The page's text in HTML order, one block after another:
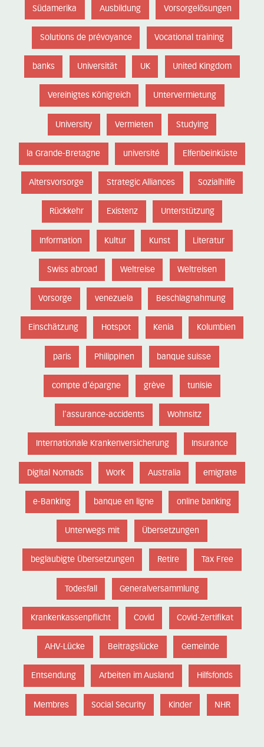
Südamerika Ausbildung Vorsorgelösungen
Solutions de prévoyance Vocational training
banks Universität UK United Kingdom
Vereinigtes Königreich Untervermietung
University Vermieten Studying
la Grande-Bretagne université Elfenbeinküste
Altersvorsorge Strategic Alliances Sozialhilfe
Rückkehr Existenz Unterstützung
Information Kultur Kunst Literatur
Swiss abroad Weltreise Weltreisen
Vorsorge venezuela Beschlagnahmung
Einschätzung Hotspot Kenia Kolumbien
paris Philippinen banque suisse
compte d'épargne grève tunisie
l'assurance-accidents Wohnsitz
Internationale Krankenversicherung Insurance
Digital Nomads Work Australia emigrate
e-Banking banque en ligne online banking
Unterwegs mit Übersetzungen
beglaubigte Übersetzungen Retire Tax Free
Todesfall Generalversammlung
Krankenkassenpflicht Covid Covid-Zertifikat
AHV-Lücke Beitragslücke Gemeinde
Entsendung Arbeiten im Ausland Hilfsfonds
Membres Social Security Kinder NHR